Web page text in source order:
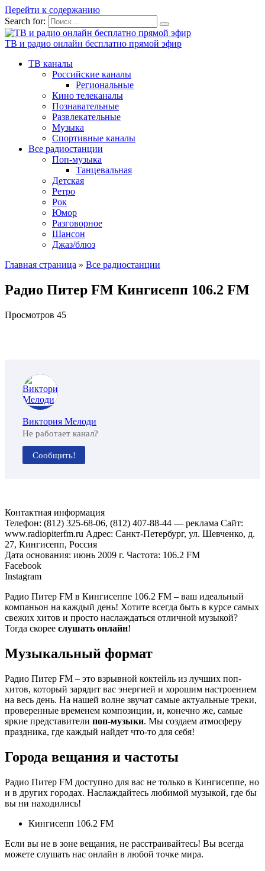
Перейти к содержанию
Search for:
ТВ и радио онлайн бесплатно прямой эфир
ТВ каналы
Российские каналы
Региональные
Кино телеканалы
Познавательные
Развлекательные
Музыка
Спортивные каналы
Все радиостанции
Поп-музыка
Танцевальная
Детская
Ретро
Рок
Юмор
Разговорное
Шансон
Джаз/блюз
Главная страница » Все радиостанции
Радио Питер FM Кингисепп 106.2 FM
Просмотров 45
Виктория Мелоди
Не работает канал?
Сообщить!
Контактная информация
Телефон: (812) 325-68-06, (812) 407-88-44 — реклама Сайт:
www.radiopiterfm.ru Адрес: Санкт-Петербург, ул. Шевченко, д.
27, Кингисепп, Россия
Дата основания: июнь 2009 г. Частота: 106.2 FM
Facebook
Instagram
Радио Питер FM в Кингисеппе 106.2 FM – ваш идеальный
компаньон на каждый день! Хотите всегда быть в курсе самых
свежих хитов и просто наслаждаться отличной музыкой?
Тогда скорее слушать онлайн!
Музыкальный формат
Радио Питер FM – это взрывной коктейль из лучших поп-
хитов, который зарядит вас энергией и хорошим настроением
на весь день. На нашей волне звучат самые актуальные треки,
проверенные временем композиции, и, конечно же, самые
яркие представители поп-музыки. Мы создаем атмосферу
праздника, где каждый найдет что-то для себя!
Города вещания и частоты
Радио Питер FM доступно для вас не только в Кингисеппе, но
и в других городах. Наслаждайтесь любимой музыкой, где бы
вы ни находились!
Кингисепп 106.2 FM
Если вы не в зоне вещания, не расстраивайтесь! Вы всегда
можете слушать нас онлайн в любой точке мира.